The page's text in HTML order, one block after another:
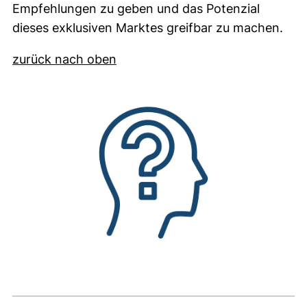
Empfehlungen zu geben und das Potenzial
dieses exklusiven Marktes greifbar zu machen.
zurück nach oben